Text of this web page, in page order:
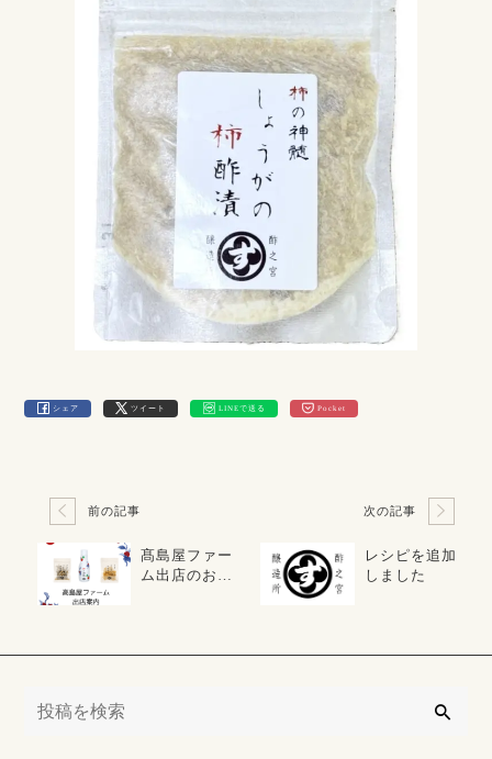
シェア ツイート LINEで送る Pocket
前の記事
髙島屋ファー
ム出店のお知
次の記事
レシピを追加
しました